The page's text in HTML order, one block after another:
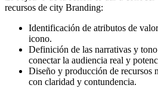
recursos de city Branding:
Identificación de atributos de
icono.
Definición de las narrativas y
conectar la audiencia real y
Diseño y producción de recursos
con claridad y contundencia.